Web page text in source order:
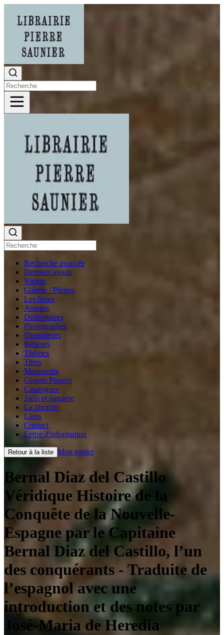
Recherche avancée
Derniers ajouts
Vitrine
Galerie / Photos
Les livres
Auteurs
Dédicataires
Photographes
Illustrateurs
Relieurs
Thèmes
Titres
Manuscrits
Grands Papiers
Catalogues
Jadis et naguère
La librairie
Liens
Contact
Lettre d'information
Retour à la liste Mon panier
Bernal Diaz del Castillo
Véridique Histoire de la
Conquête de la Nouvelle-
Espagne par le Capitaine
Bernal Diaz del Castillo, l’un
des conquérants - Traduite de
l’espagnol avec une
introduction et des notes par
José-Maria de Heredia